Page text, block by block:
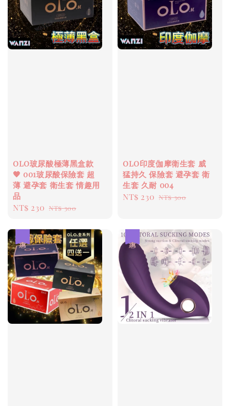
olo玻尿酸極薄黑盒款
🖤 001玻尿酸保險套 超
薄 避孕套 衛生套 情趣用
品
Sale
NT$ 230 Regular
NT$ 300
olo印度伽摩衛生套 威
猛持久 保險套 避孕套 衛
生套 久耐 004
Sale
NT$ 230 Regular
NT$ 300